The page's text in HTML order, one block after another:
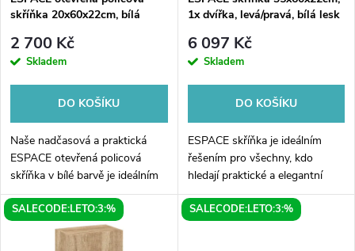
p
r
o
d
u
k
p
r
d
u
k
skříňka 20x60x22cm, bílá
2 700 Kč
Skladem
DO KOŠÍKU
Naše nadčasová a praktická
ESPACE otevřená policová
skříňka v bílé barvě je ideálním
doplňkem do vaší domácnosti.
S rozměry 20x60x22cm se bez
problémů vejde i do menších
1x dvířka, levá/pravá, bílá lesk
6 097 Kč
Skladem
DO KOŠÍKU
ESPACE skříňka je ideálním
řešením pro všechny, kdo
hledají praktické a elegantní
úložiště do svého bytu. Skříňka
má rozměry 35x60x22cm a
SALECODE:LETO:3:% SALECODE:LETO:3:%